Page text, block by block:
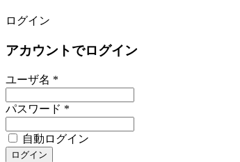
ログイン
アカウントでログイン
ユーザ名 *
パスワード *
自動ログイン